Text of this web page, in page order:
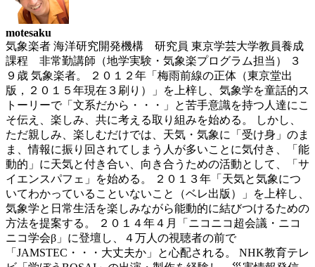
motesaku
気象楽者 海洋研究開発機構 研究員 東京学芸大学教員養成
課程 非常勤講師（地学実験・気象楽プログラム担当） ３
９歳 気象楽者。 ２０１２年「梅雨前線の正体（東京堂出
版，２０１５年現在３刷り）」を上梓し、気象学を童話的ス
トーリーで「文系だから・・・」と苦手意識を持つ人達にこ
そ伝え、楽しみ、共に考える取り組みを始める。 しかし、
ただ親しみ、楽しむだけでは、天気・気象に「受け身」のま
ま、情報に振り回されてしまう人が多いことに気付き、「能
動的」に天気と付き合い、向き合うための活動として、「サ
イエンスパフェ」を始める。 ２０１３年「天気と気象につ
いてわかっていることいないこと（ベレ出版）」を上梓し、
気象学と日常生活を楽しみながら能動的に結びつけるための
方法を提案する。 ２０１４年４月「ニコニコ超会議・ニコ
ニコ学会β」に登壇し、４万人の視聴者の前で
「JAMSTEC・・・大丈夫か」と心配される。 NHK教育テレ